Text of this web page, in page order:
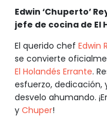
Edwin ‘Chuperto’
jefe de cocina de El
El querido chef Edwin
se convierte
El Holandés Errante.
esfuerzo, dedicación,
desvelo ahumando.
y Chuper!